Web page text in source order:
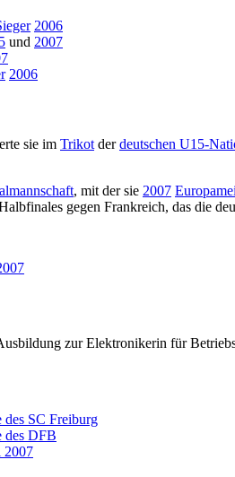
2006
und 2007
2006
sie im Trikot derdeutschen U15-
, mit der sie 2007
gegen Frankreich, das die
zur Elektronikerin für
des SC Freiburg
des DFB
2007